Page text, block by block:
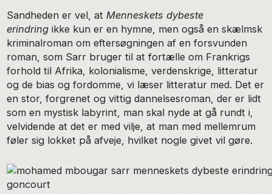
Sandheden er vel, at Menneskets dybeste
erindring ikke kun er en hymne, men også en skælmsk
kriminalroman om eftersøgningen af en forsvunden
roman, som Sarr bruger til at fortælle om Frankrigs
forhold til Afrika, kolonialisme, verdenskrige, litteratur
og de bias og fordomme, vi læser litteratur med. Det er
en stor, forgrenet og vittig dannelsesroman, der er lidt
som en mystisk labyrint, man skal nyde at gå rundt i,
velvidende at det er med vilje, at man med mellemrum
føler sig lokket på afveje, hvilket nogle givet vil gøre.